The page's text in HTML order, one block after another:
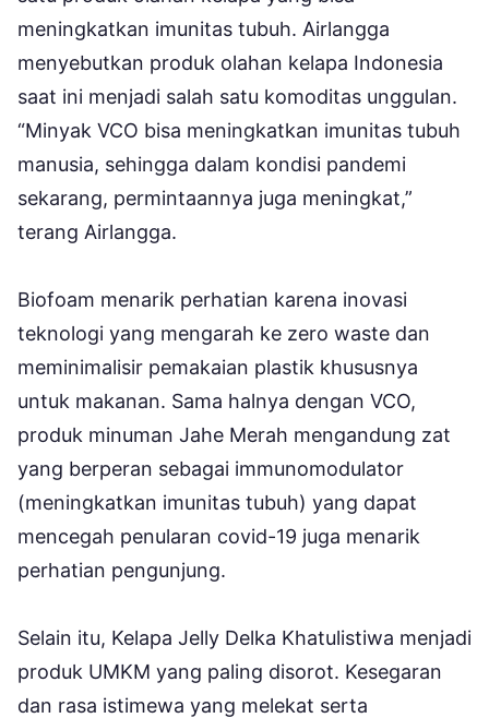
meningkatkan imunitas tubuh. Airlangga
menyebutkan produk olahan kelapa Indonesia
saat ini menjadi salah satu komoditas unggulan.
“Minyak VCO bisa meningkatkan imunitas tubuh
manusia, sehingga dalam kondisi pandemi
sekarang, permintaannya juga meningkat,”
terang Airlangga.
Biofoam menarik perhatian karena inovasi
teknologi yang mengarah ke zero waste dan
meminimalisir pemakaian plastik khususnya
untuk makanan. Sama halnya dengan VCO,
produk minuman Jahe Merah mengandung zat
yang berperan sebagai immunomodulator
(meningkatkan imunitas tubuh) yang dapat
mencegah penularan covid-19 juga menarik
perhatian pengunjung.
Selain itu, Kelapa Jelly Delka Khatulistiwa menjadi
produk UMKM yang paling disorot. Kesegaran
dan rasa istimewa yang melekat serta